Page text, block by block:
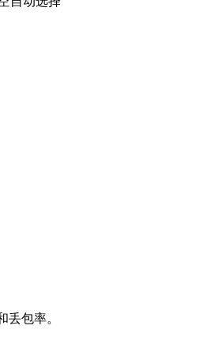
丢包率。